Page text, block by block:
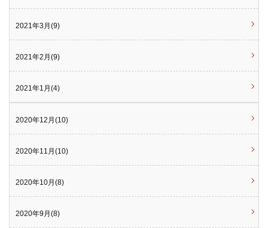
2021年3月(9)
2021年2月(9)
2021年1月(4)
2020年12月(10)
2020年11月(10)
2020年10月(8)
2020年9月(8)